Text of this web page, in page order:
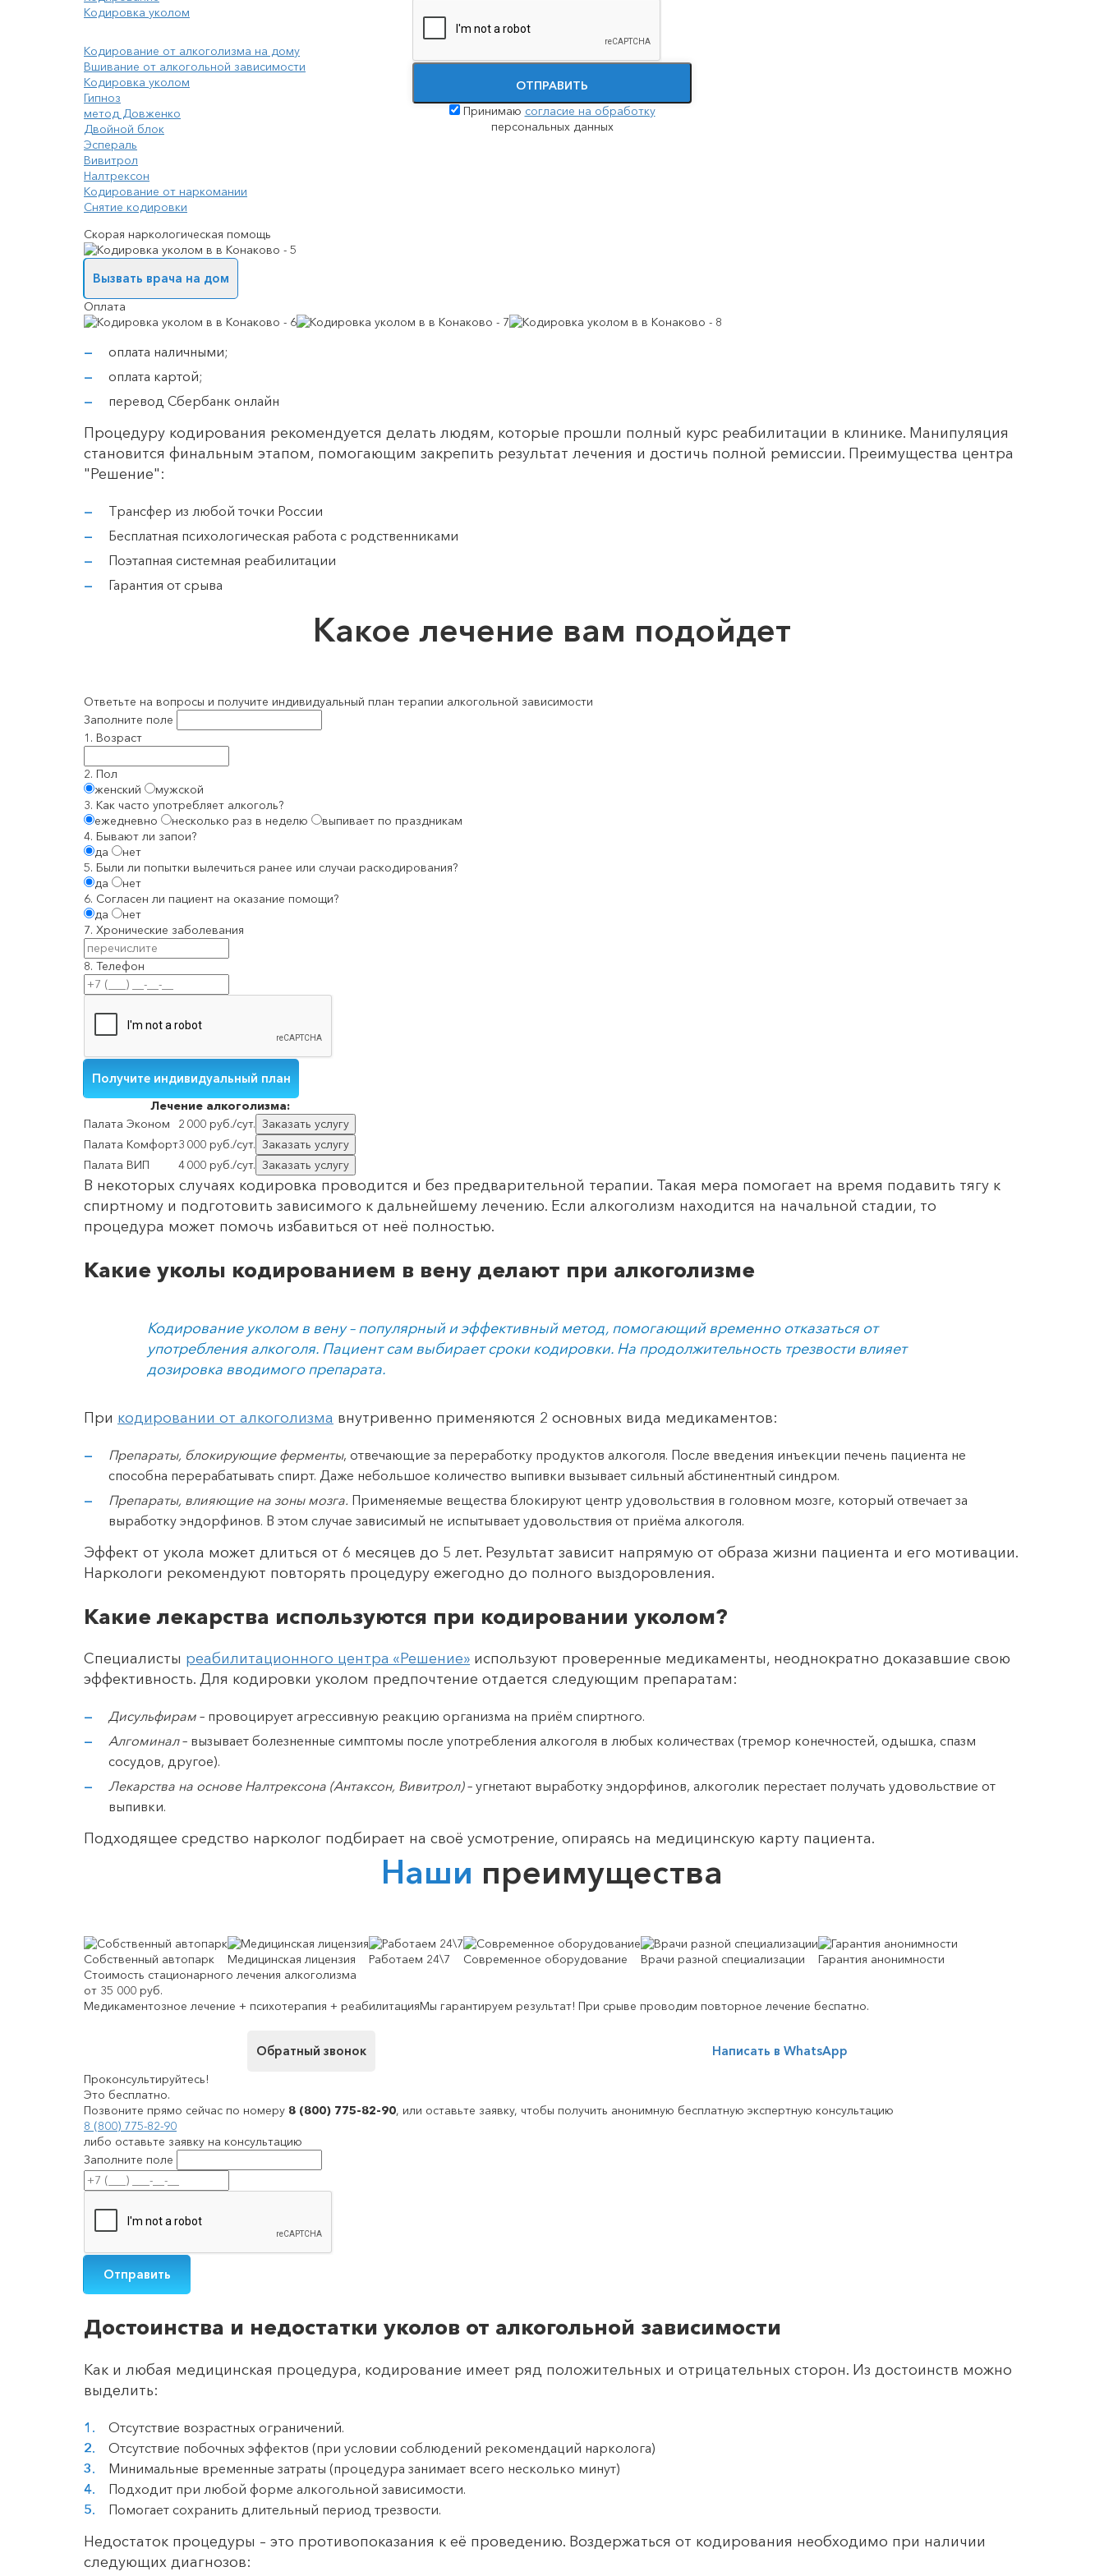
Кодировка уколом
Кодирование от алкоголизма на дому
Вшивание от алкогольной зависимости
Кодировка уколом
Гипноз
метод Довженко
Двойной блок
Эспераль
Вивитрол
Налтрексон
Кодирование от наркомании
Снятие кодировки
Скорая наркологическая помощь
Вызвать врача на дом
Оплата
оплата наличными;
оплата картой;
перевод Сбербанк онлайн
Процедуру кодирования рекомендуется делать людям, которые прошли полный курс реабилитации в клинике. Манипуляция
становится финальным этапом, помогающим закрепить результат лечения и достичь полной ремиссии. Преимущества центра
"Решение":
Трансфер из любой точки России
Бесплатная психологическая работа с родственниками
Поэтапная системная реабилитации
Гарантия от срыва
Какое лечение вам подойдет
Ответьте на вопросы и получите индивидуальный план терапии алкогольной зависимости
Заполните поле
1. Возраст
2. Пол
женский
мужской
3. Как часто употребляет алкоголь?
ежедневно
несколько раз в неделю
выпивает по праздникам
4. Бывают ли запои?
да
нет
5. Были ли попытки вылечиться ранее или случаи раскодирования?
да
нет
6. Согласен ли пациент на оказание помощи?
да
нет
7. Хронические заболевания
8. Телефон
Лечение алкоголизма:
Палата Эконом
2 000 руб./сут. Заказать услугу
Палата Комфорт3 000 руб./сут. Заказать услугу
Палата ВИП
4 000 руб./сут. Заказать услугу
В некоторых случаях кодировка проводится и без предварительной терапии. Такая мера помогает на время подавить тягу к
спиртному и подготовить зависимого к дальнейшему лечению. Если алкоголизм находится на начальной стадии, то
процедура может помочь избавиться от неё полностью.
Какие уколы кодированием в вену делают при алкоголизме
Кодирование уколом в вену – популярный и эффективный метод, помогающий временно отказаться от
употребления алкоголя. Пациент сам выбирает сроки кодировки. На продолжительность трезвости влияет
дозировка вводимого препарата.
При кодировании от алкоголизма внутривенно применяются 2 основных вида медикаментов:
Препараты, блокирующие ферменты, отвечающие за переработку продуктов алкоголя. После введения инъекции печень пациента не
способна перерабатывать спирт. Даже небольшое количество выпивки вызывает сильный абстинентный синдром.
Препараты, влияющие на зоны мозга. Применяемые вещества блокируют центр удовольствия в головном мозге, который отвечает за
выработку эндорфинов. В этом случае зависимый не испытывает удовольствия от приёма алкоголя.
Эффект от укола может длиться от 6 месяцев до 5 лет. Результат зависит напрямую от образа жизни пациента и его мотивации.
Наркологи рекомендуют повторять процедуру ежегодно до полного выздоровления.
Какие лекарства используются при кодировании уколом?
Специалисты реабилитационного центра «Решение» используют проверенные медикаменты, неоднократно доказавшие свою
эффективность. Для кодировки уколом предпочтение отдается следующим препаратам:
Дисульфирам – провоцирует агрессивную реакцию организма на приём спиртного.
Алгоминал– вызывает болезненные симптомы после употребления алкоголя в любых количествах (тремор конечностей, одышка, спазм
сосудов, другое).
Лекарства на основе Налтрексона (Антаксон, Вивитрол)– угнетают выработку эндорфинов, алкоголик перестает получать удовольствие от
выпивки.
Подходящее средство нарколог подбирает на своё усмотрение, опираясь на медицинскую карту пациента.
Наши преимущества
Собственный автопарк Медицинская лицензия Работаем 24\7 Современное оборудование Врачи разной специализации
Гарантия анонимности
Стоимость стационарного лечения алкоголизма
от 35 000 руб.
Медикаментозное лечение + психотерапия + реабилитацияМы гарантируем результат! При срыве проводим повторное лечение беспатно.
Обратный звонок Написать в WhatsApp
Проконсультируйтесь!
Это бесплатно.
Позвоните прямо сейчас по номеру 8 (800) 775-82-90, или оставьте заявку, чтобы получить анонимную бесплатную экспертную консультацию
8 (800) 775-82-90
либо оставьте заявку на консультацию
Заполните поле
Достоинства и недостатки уколов от алкогольной зависимости
Как и любая медицинская процедура, кодирование имеет ряд положительных и отрицательных сторон. Из достоинств можно
выделить:
Отсутствие возрастных ограничений.
Отсутствие побочных эффектов (при условии соблюдений рекомендаций нарколога)
Минимальные временные затраты (процедура занимает всего несколько минут)
Подходит при любой форме алкогольной зависимости.
Помогает сохранить длительный период трезвости.
Недостаток процедуры – это противопоказания к её проведению. Воздержаться от кодирования необходимо при наличии
следующих диагнозов:
ОТПРАВИТЬ
Принимаю согласие на обработку
персональных данных